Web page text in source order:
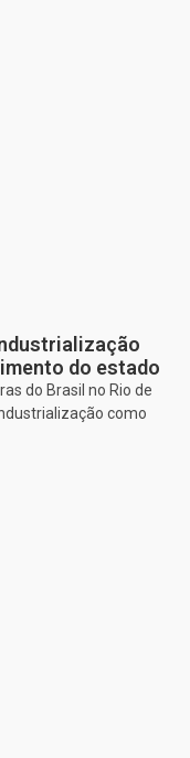
do estado
do Brasil no Rio de
como